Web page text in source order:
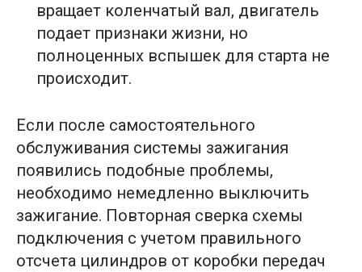
вращает коленчатый вал, двигатель
подает признаки жизни, но
полноценных вспышек для старта не
происходит.
Если после самостоятельного
обслуживания системы зажигания
появились подобные проблемы,
необходимо немедленно выключить
зажигание. Повторная сверка схемы
подключения с учетом правильного
отсчета цилиндров от коробки передач